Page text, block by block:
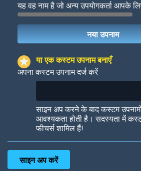
Woof Jungle Cats
यह वह नाम है जो अन्य उपयोगकर्ता आपके
या एक कस्टम उपनाम बनाएँ
अपना कस्टम उपनाम दर्ज करें
साइन अप करने के बाद कस्टम
आवश्यकता होती है। सदस्यता में
फीचर्स शामिल हैं!